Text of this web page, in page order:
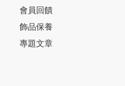
會員回饋
飾品保養
專題文章